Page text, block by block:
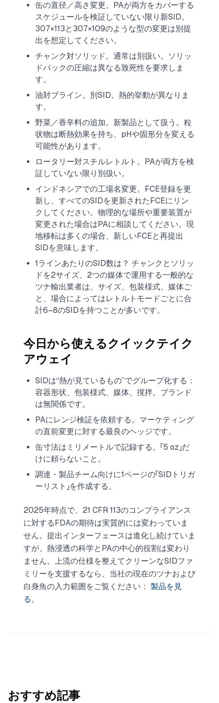
缶の直径／高さ変更。PAが両方をカバーする
スケジュールを検証していない限り新SID。
307×113と307×109のような型の変更は別提
出を想定してください。
チャンク対ソリッド。通常は別扱い。ソリッ
ドパックの圧縮は異なる致死性を要求しま
す。
油対ブライン。別SID。熱的挙動が異なりま
す。
野菜／香辛料の追加。新製品として扱う。粒
状物は断熱効果を持ち、pHや固形分を変える
可能性があります。
ロータリー対スチルレトルト。PAが両方を検
証していない限り別扱い。
インドネシアでの工場名変更。FCE登録を更
新し、すべてのSIDを更新されたFCEにリン
クしてください。物理的な場所や重要装置が
変更された場合はPAに相談してください。現
地移転は多くの場合、新しいFCEと再提出
SIDを意味します。
1ラインあたりのSID数は？ チャンクとソリッ
ドを2サイズ、2つの媒体で運用する一般的な
ツナ輸出業者は、サイズ、包装様式、媒体ご
と、場合によってはレトルトモードごとに合
計6–8のSIDを持つことが多いです。
今日から使えるクイックテイク
アウェイ
SIDは“熱が見ているもの”でグループ化する：
容器形状、包装様式、媒体、撹拌。ブランド
は無関係です。
PAにレンジ検証を依頼する。マーケティング
の直前変更に対する最良のヘッジです。
缶寸法はミリメートルで記録する。「5 oz」だ
けに頼らないこと。
調達・製品チーム向けに1ページの「SIDトリガ
ーリスト」を作成する。
2025年時点で、21 CFR 113のコンプライアンス
に対するFDAの期待は実質的には変わっていま
せん。提出インターフェースは進化し続けていま
すが、熱浸透の科学とPAの中心的役割は変わり
ません。上流の仕様を整えてクリーンなSIDファ
ミリーを支援するなら、当社の現在のツナおよび
白身魚の入力範囲をご覧ください： 製品を見
る 。
おすすめ記事